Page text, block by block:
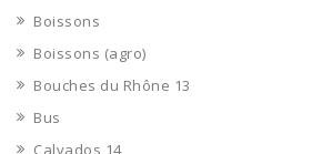
Boissons
Boissons (agro)
Bouches du Rhône 13
Bus
Calvados 14